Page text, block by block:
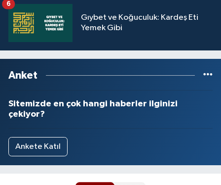
Gıybet ve Koğuculuk: Kardeş Eti
Yemek Gibi
6
Anket
Sitemizde en çok hangi haberler ilginizi
çekiyor?
Ankete Katıl